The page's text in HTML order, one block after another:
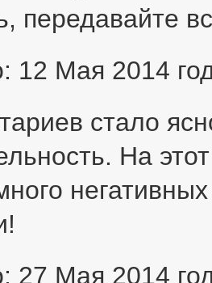
передавайте
12 Мая 2014
стало
На
27 Мая 2014